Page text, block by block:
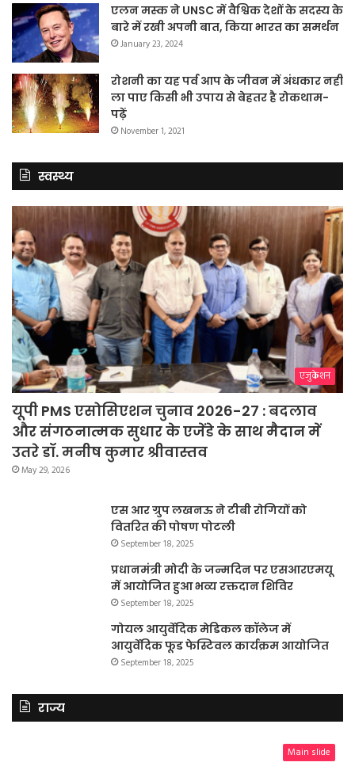
एलन मस्क ने UNSC में वैश्विक देशों के सदस्य के
बारे में रखी अपनी बात, किया भारत का समर्थन
January 23, 2024
रोशनी का यह पर्व आप के जीवन में अंधकार नहीं
ला पाए किसी भी उपाय से बेहतर है रोकथाम-
पढ़ें
November 1, 2021
स्वस्थ्य
एजुकेशन
यूपी PMS एसोसिएशन चुनाव 2026-27 : बदलाव
और संगठनात्मक सुधार के एजेंडे के साथ मैदान में
उतरे डॉ. मनीष कुमार श्रीवास्तव
May 29, 2026
एस आर ग्रुप लखनऊ ने टीबी रोगियों को
वितरित की पोषण पोटली
September 18, 2025
प्रधानमंत्री मोदी के जन्मदिन पर एसआरएमयू
में आयोजित हुआ भव्य रक्तदान शिविर
September 18, 2025
गोयल आयुर्वेदिक मेडिकल कॉलेज में
आयुर्वेदिक फूड फेस्टिवल कार्यक्रम आयोजित
September 18, 2025
राज्य
Main slide